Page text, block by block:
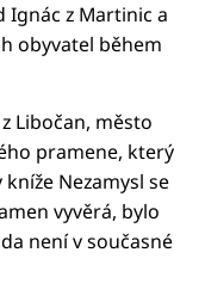
Ignác z Martinic a
obyvatel během
Libočan, město
pramene, který
Nezamysl se
vyvěrá, bylo
není v současné